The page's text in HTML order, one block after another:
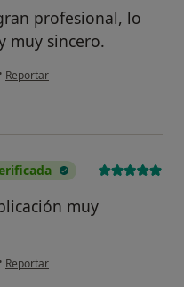
profesional, lo
muy sincero.
• en opinión del usuario Ana
Reportar
muy
• en opinión del usuario M carmen
Reportar